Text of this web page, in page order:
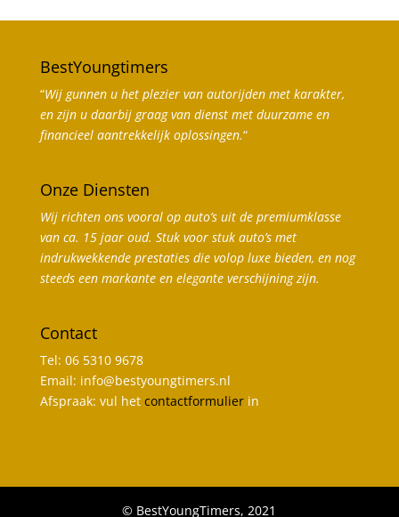
BestYoungtimers
“Wij gunnen u het plezier van autorijden met karakter,
en zijn u daarbij graag van dienst met duurzame en
financieel aantrekkelijk oplossingen.“
Onze Diensten
Wij richten ons vooral op auto’s uit de premiumklasse
van ca. 15 jaar oud. Stuk voor stuk auto’s met
indrukwekkende prestaties die volop luxe bieden, en nog
steeds een markante en elegante verschijning zijn.
Contact
Tel: 06 5310 9678
Email: info@bestyoungtimers.nl
Afspraak: vul het contactformulierin
© BestYoungTimers, 2021